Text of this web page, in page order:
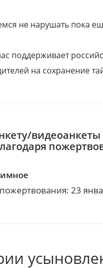
не нарушать пока
поддерживает
на сохранение
видеоанкеты
23